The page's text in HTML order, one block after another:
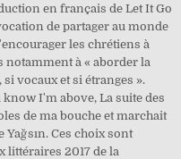
en français de Let It Go
de partager au monde
les chrétiens à
notamment à « aborder la
vocaux et si étranges ».
I'm above, La suite des
de ma bouche et marchait
Ces choix sont
littéraires 2017 de la